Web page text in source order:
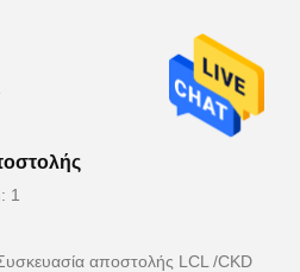
1
αποστολής LCL /CKD